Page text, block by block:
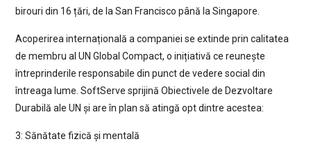
birouri din 16 țări, de la San Francisco până la Singapore.
Acoperirea internațională a companiei se extinde prin calitatea
de membru al UN Global Compact, o inițiativă ce reunește
întreprinderile responsabile din punct de vedere social din
întreaga lume. SoftServe sprijină Obiectivele de Dezvoltare
Durabilă ale UN și are în plan să atingă opt dintre acestea:
3: Sănătate fizică și mentală